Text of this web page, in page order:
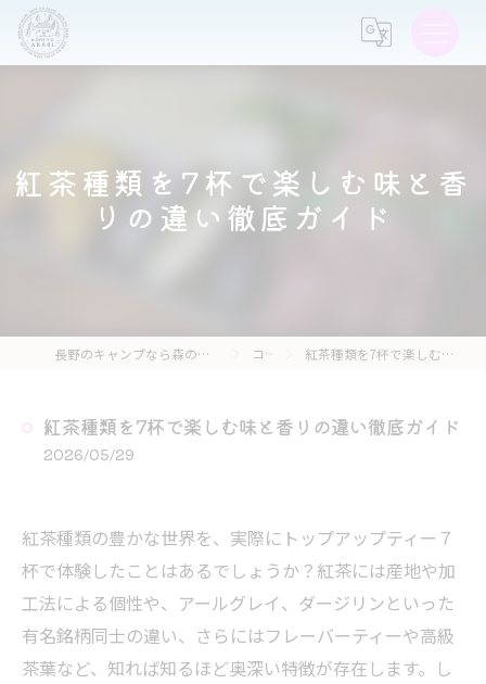
紅茶種類を7杯で楽しむ味と香
りの違い徹底ガイド
長野のキャンプなら森の灯キャンプ場・茶亭 森の灯 コラム 紅茶種類を7杯で楽しむ味と香りの違い徹底ガイド
紅茶種類を7杯で楽しむ味と香りの違い徹底ガイド
2026/05/29
紅茶種類の豊かな世界を、実際にトップアップティー７
杯で体験したことはあるでしょうか？紅茶には産地や加
工法による個性や、アールグレイ、ダージリンといった
有名銘柄同士の違い、さらにはフレーバーティーや高級
茶葉など、知れば知るほど奥深い特徴が存在します。し